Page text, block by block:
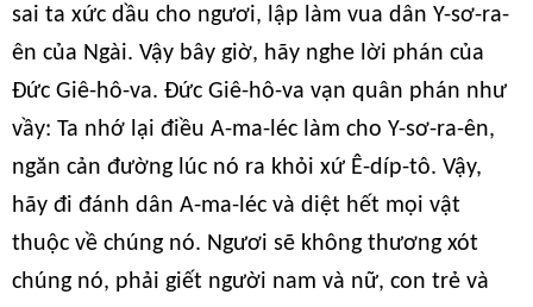
sai ta xức dầu cho ngươi, lập làm vua dân Y-sơ-ra-
ên của Ngài. Vậy bây giờ, hãy nghe lời phán của
Đức Giê-hô-va. Đức Giê-hô-va vạn quân phán như
vầy: Ta nhớ lại điều A-ma-léc làm cho Y-sơ-ra-ên,
ngăn cản đường lúc nó ra khỏi xứ Ê-díp-tô. Vậy,
hãy đi đánh dân A-ma-léc và diệt hết mọi vật
thuộc về chúng nó. Ngươi sẽ không thương xót
chúng nó, phải giết người nam và nữ, con trẻ và